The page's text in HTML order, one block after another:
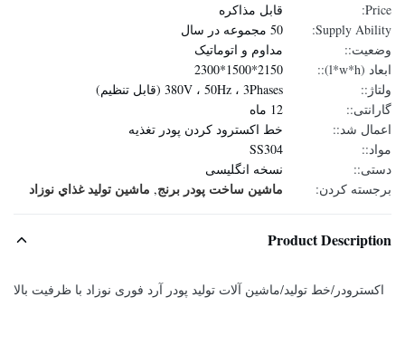
Price:
قابل مذاکره
Supply Ability:
50 مجموعه در سال
وضعیت::
مداوم و اتوماتیک
ابعاد (l*w*h)::
2150*1500*2300
ولتاژ::
380V ، 50Hz ، 3Phases (قابل تنظیم)
گارانتی::
12 ماه
اعمال شد::
خط اکسترود کردن پودر تغذیه
مواد::
SS304
دستی::
نسخه انگلیسی
برجسته کردن:
ماشین ساخت پودر برنج, ماشين توليد غذاي نوزاد
Product Description
اکسترودر/خط تولید/ماشین آلات تولید پودر آرد فوری نوزاد با ظرفیت بالا